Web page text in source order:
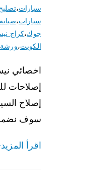
سيارات،
سيارات،
جوك،كراج
الكويت،
اخصائي
إصلاحات
إصلاح
سوف نضمن
اقرأ المزيد